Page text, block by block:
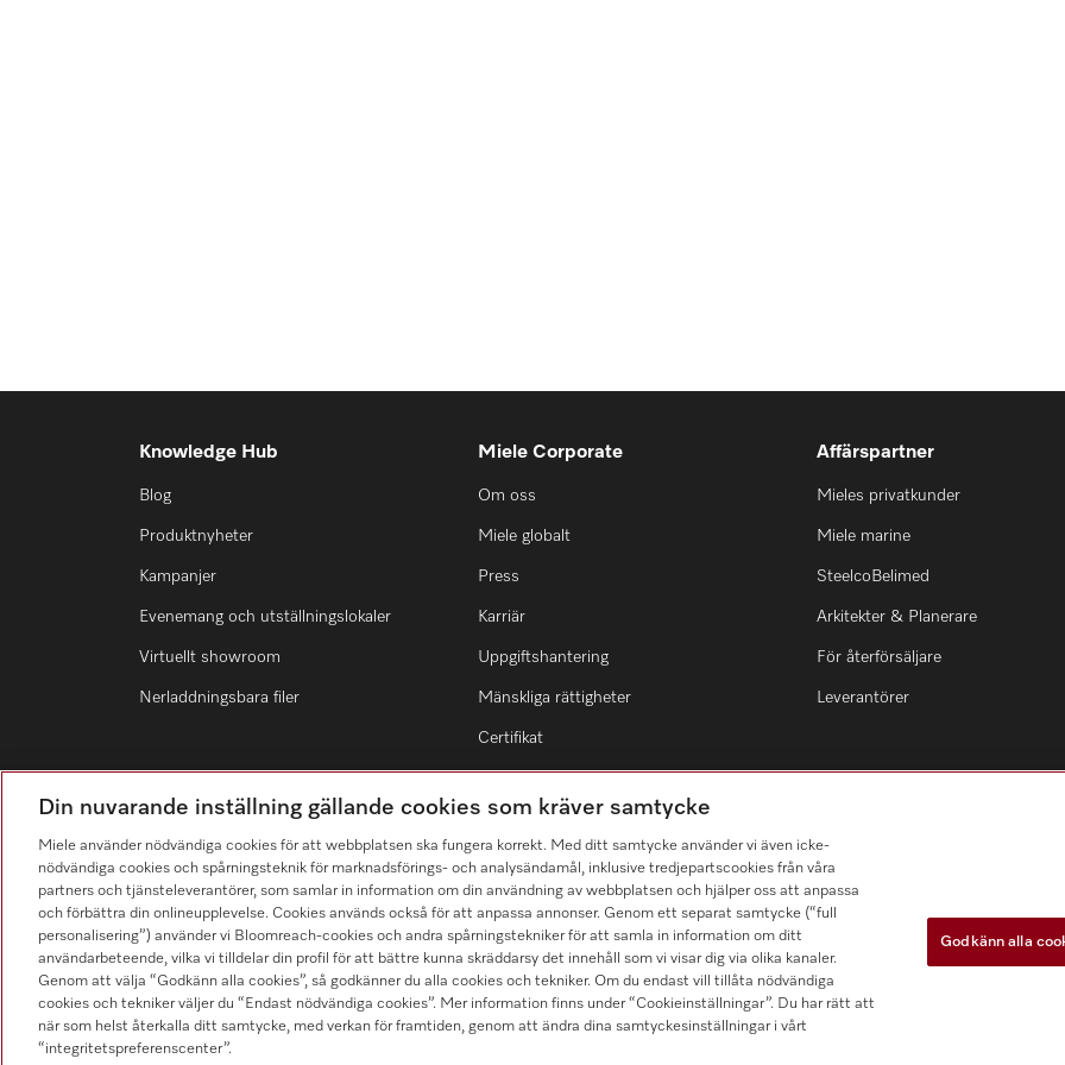
Knowledge Hub
Blog
Produktnyheter
Kampanjer
Evenemang och utställningslokaler
Virtuellt showroom
Nerladdningsbara filer
Miele Corporate
Om oss
Miele globalt
Press
Karriär
Uppgiftshantering
Mänskliga rättigheter
Certifikat
Affärspartner
Mieles privatkunder
Miele marine
SteelcoBelimed
Arkitekter & Planerare
För återförsäljare
Leverantörer
Hitta återförsäljare
Din nuvarande inställning gällande cookies som kräver samtycke
Miele använder nödvändiga cookies för att webbplatsen ska fungera korrekt. Med ditt samtycke använder vi även icke-
nödvändiga cookies och spårningsteknik för marknadsförings- och analysändamål, inklusive tredjepartscookies från våra
partners och tjänsteleverantörer, som samlar in information om din användning av webbplatsen och hjälper oss att anpassa
och förbättra din onlineupplevelse. Cookies används också för att anpassa annonser. Genom ett separat samtycke (“full
personalisering”) använder vi Bloomreach-cookies och andra spårningstekniker för att samla in information om ditt
användarbeteende, vilka vi tilldelar din profil för att bättre kunna skräddarsy det innehåll som vi visar dig via olika kanaler.
Genom att välja “Godkänn alla cookies”, så godkänner du alla cookies och tekniker. Om du endast vill tillåta nödvändiga
cookies och tekniker väljer du “Endast nödvändiga cookies”. Mer information finns under “Cookieinställningar”. Du har rätt att
när som helst återkalla ditt samtycke, med verkan för framtiden, genom att ändra dina samtyckesinställningar i vårt
“integritetspreferenscenter”.
Godkänn alla